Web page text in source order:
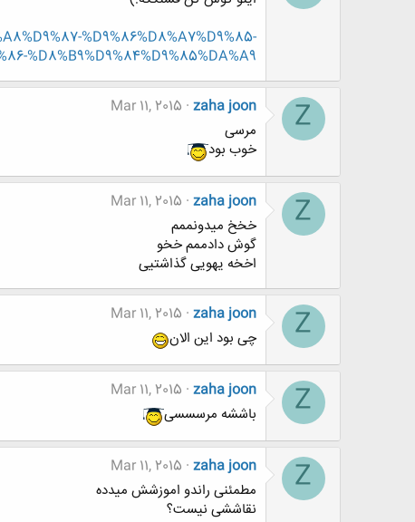
%D9%86%D8%A7%D9%85-
%D8%B9%D9%84%D9%85%DA%A9
Z
zaha joon
Mar 11, 2015
مرسی
خوب بود
Z
zaha joon
Mar 11, 2015
خخخ میدونممم
گوش دادممم خخو
اخخه یهویی گذاشتیی
Z
zaha joon
Mar 11, 2015
چی بود این الان
Z
zaha joon
Mar 11, 2015
باششه مرسسسی
Z
zaha joon
Mar 11, 2015
مطمئنی راندو اموزشش میدده
نقاششی نیست؟